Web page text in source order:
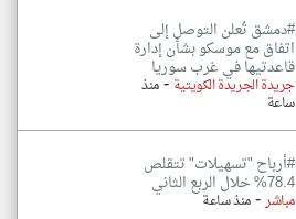
#دمشق تُعلن التوصل إلى
اتفاق مع موسكو بشأن إدارة
قاعدتيها في غرب سوريا
جريدة الجريدة الكويتية-منذ
ساعة
#أرباح "تسهيلات" تتقلص
78.4% خلال الربع الثاني
مباشر-منذ ساعة